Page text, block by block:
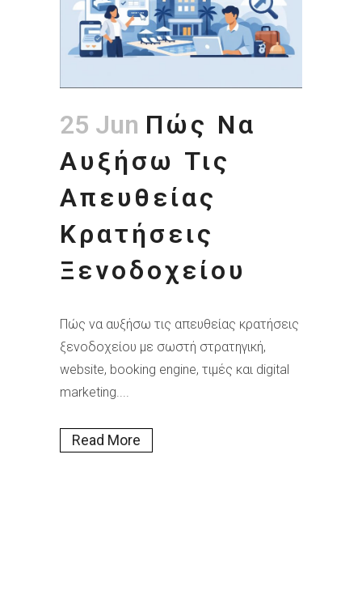
25 Jun Πώς Να
Αυξήσω Τις
Απευθείας
Κρατήσεις
Ξενοδοχείου
Πώς να αυξήσω τις απευθείας κρατήσεις
ξενοδοχείου με σωστή στρατηγική,
website, booking engine, τιμές και digital
marketing....
Read More